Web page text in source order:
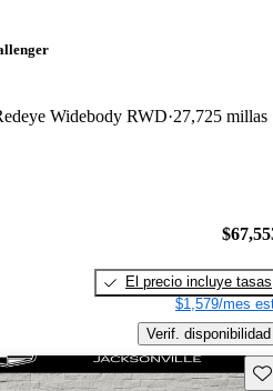
Widebody RWD 27,725 millas
El precio incluye tasas
$1,579/mes
Verif. disponibilidad